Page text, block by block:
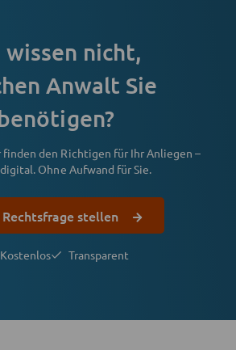
wissen nicht,
Anwalt Sie
finden den Richtigen für Ihr Anliegen –
Ohne Aufwand für Sie.
stellen
Kostenlos Transparent